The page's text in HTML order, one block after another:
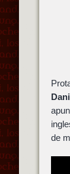
de